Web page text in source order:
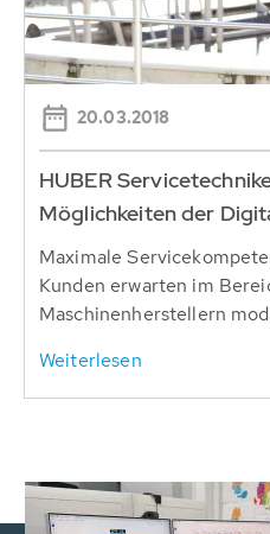
20.03.2018
HUBER
Möglichkeiten der
Maximale
Kunden erwarten im
Maschinenherstellern
Weiterlesen